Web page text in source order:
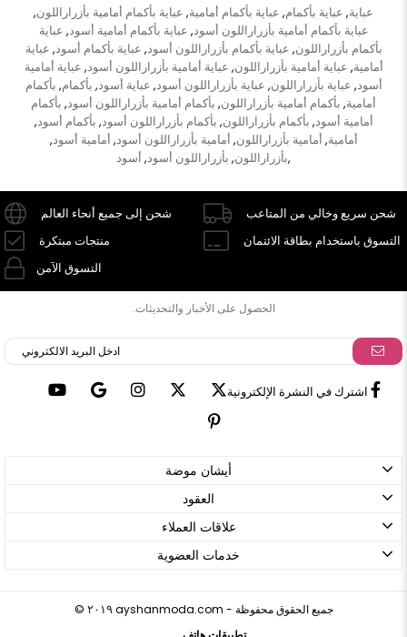
عباية, عباية بأكمام, عباية بأكمام أمامية, عباية بأكمام أمامية بأزراراللون,
عباية بأكمام أمامية بأزراراللون أسود, عباية بأكمام أمامية أسود, عباية
بأكمام بأزراراللون, عباية بأكمام بأزراراللون أسود, عباية بأكمام أسود, عباية
أمامية, عباية أمامية بأزراراللون, عباية أمامية بأزراراللون أسود, عباية أمامية
أسود, عباية بأزراراللون, عباية بأزراراللون أسود, عباية أسود, بأكمام, بأكمام
أمامية, بأكمام أمامية بأزراراللون, بأكمام أمامية بأزراراللون أسود, بأكمام
أمامية أسود, بأكمام بأزراراللون, بأكمام بأزراراللون أسود, بأكمام أسود,
أمامية, أمامية بأزراراللون, أمامية بأزراراللون أسود, أمامية أسود,
بأزراراللون, بأزراراللون أسود, أسود ,
شحن إلى جميع أنحاء العالم
شحن سريع وخالي من المتاعب
منتجات مبتكرة
التسوق باستخدام بطاقة الائتمان
التسوق الآمن
الحصول على الأخبار والتحديثات.
اشترك في النشرة الإلكترونية
أيشان موضة
العقود
علاقات العملاء
خدمات العضوية
© ٢٠١٩
ayshanmoda.com - جميع الحقوق محفوظة